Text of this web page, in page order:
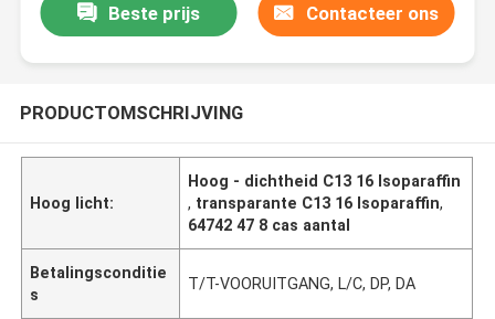
Beste prijs Contacteer ons
PRODUCTOMSCHRIJVING
Hoog licht:
Hoog - dichtheid C13 16 Isoparaffin
, transparante C13 16 Isoparaffin,
64742 47 8 cas aantal
Betalingsconditie
s
T/T-VOORUITGANG, L/C, DP, DA